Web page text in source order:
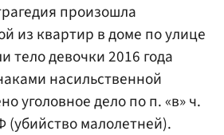
произошла
из квартир в доме по улице
тело девочки 2016 года
насильственной
уголовное дело по п. «в» ч.
(убийство малолетней).